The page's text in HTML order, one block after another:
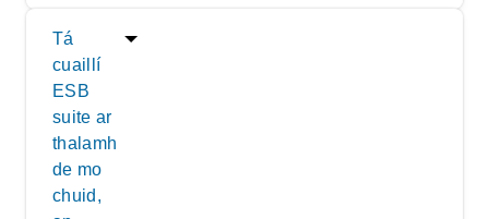
Tá
cuaillí
ESB
suite ar
thalamh
de mo
chuid,